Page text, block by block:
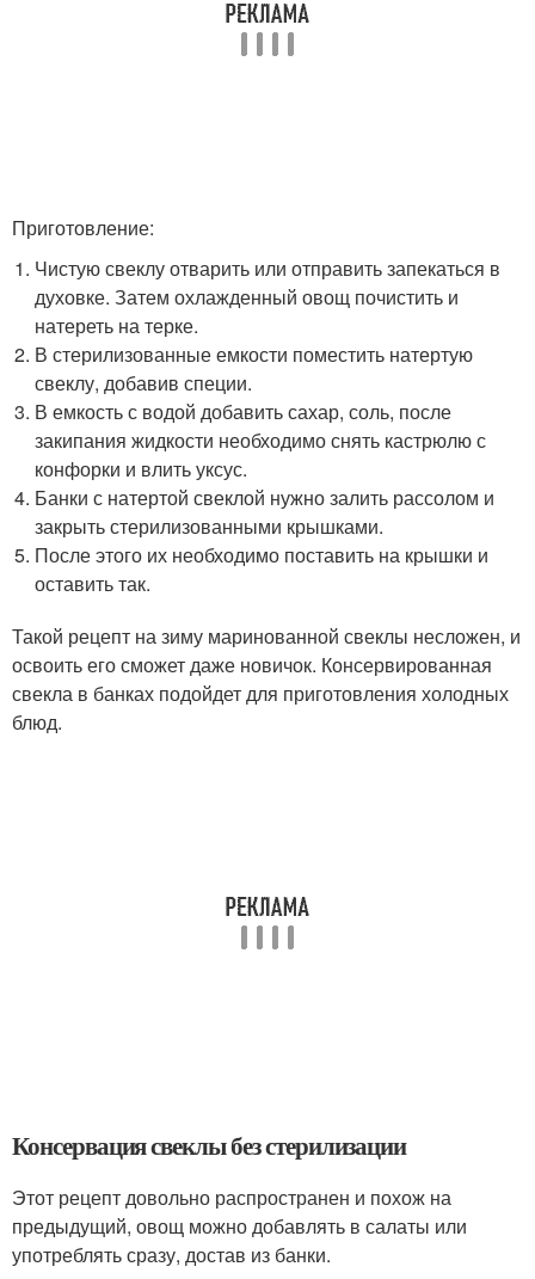
Приготовление:
Чистую свеклу отварить или отправить запекаться в
духовке. Затем охлажденный овощ почистить и
натереть на терке.
В стерилизованные емкости поместить натертую
свеклу, добавив специи.
В емкость с водой добавить сахар, соль, после
закипания жидкости необходимо снять кастрюлю с
конфорки и влить уксус.
Банки с натертой свеклой нужно залить рассолом и
закрыть стерилизованными крышками.
После этого их необходимо поставить на крышки и
оставить так.
Такой рецепт на зиму маринованной свеклы несложен, и
освоить его сможет даже новичок. Консервированная
свекла в банках подойдет для приготовления холодных
блюд.
Консервация свеклы без стерилизации
Этот рецепт довольно распространен и похож на
предыдущий, овощ можно добавлять в салаты или
употреблять сразу, достав из банки.